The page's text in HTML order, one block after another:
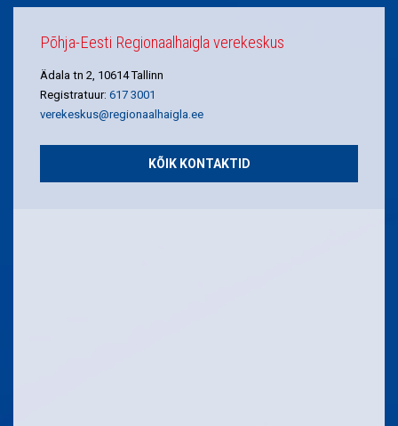
Põhja-Eesti Regionaalhaigla verekeskus
Ädala tn 2, 10614 Tallinn
Registratuur: 617 3001
verekeskus@regionaalhaigla.ee
KÕIK KONTAKTID